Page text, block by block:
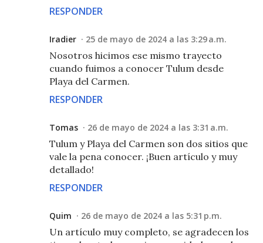
RESPONDER
Iradier 25 de mayo de 2024 a las 3:29 a.m.
Nosotros hicimos ese mismo trayecto
cuando fuimos a conocer Tulum desde
Playa del Carmen.
RESPONDER
Tomas 26 de mayo de 2024 a las 3:31 a.m.
Tulum y Playa del Carmen son dos sitios que
vale la pena conocer. ¡Buen artículo y muy
detallado!
RESPONDER
Quim 26 de mayo de 2024 a las 5:31 p.m.
Un artículo muy completo, se agradecen los